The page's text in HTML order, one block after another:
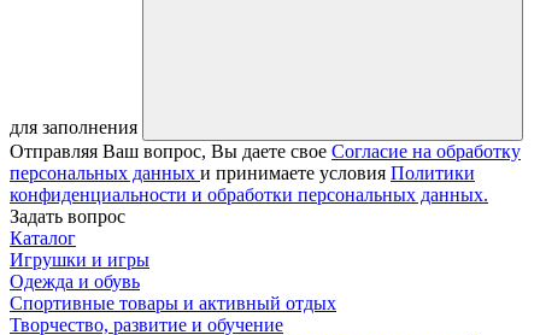
для заполнения
Отправляя Ваш вопрос, Вы даете свое Согласие на обработку
персональных данных и принимаете условия Политики
конфиденциальности и обработки персональных данных.
Задать вопрос
Каталог
Игрушки и игры
Одежда и обувь
Спортивные товары и активный отдых
Творчество, развитие и обучение